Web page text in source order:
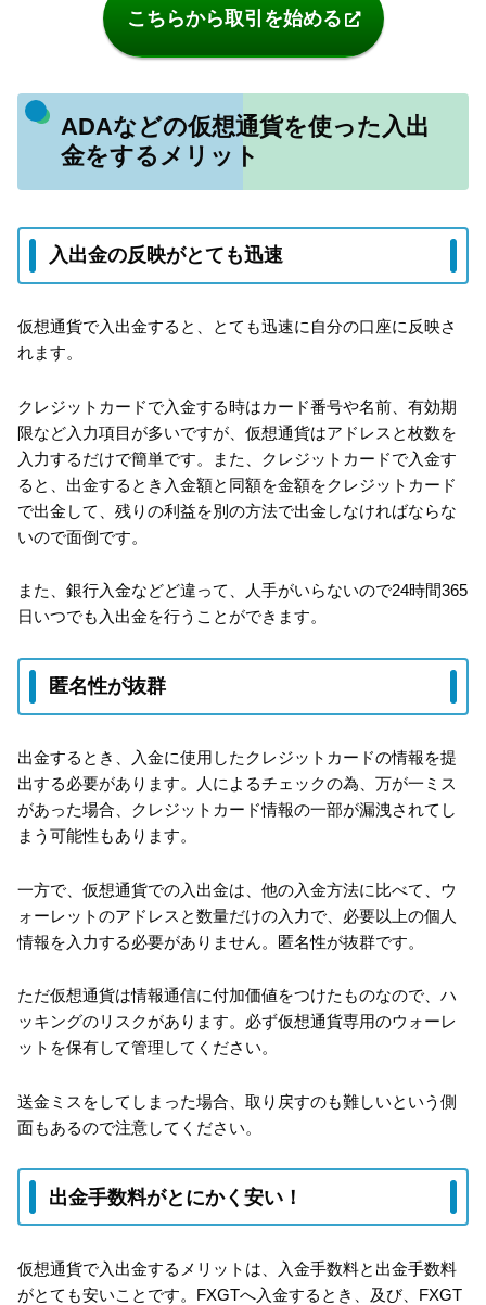
こちらから取引を始める
ADAなどの仮想通貨を使った入出
金をするメリット
入出金の反映がとても迅速
仮想通貨で入出金すると、とても迅速に自分の口座に反映さ
れます。
クレジットカードで入金する時はカード番号や名前、有効期
限など入力項目が多いですが、仮想通貨はアドレスと枚数を
入力するだけで簡単です。また、クレジットカードで入金す
ると、出金するとき入金額と同額を金額をクレジットカード
で出金して、残りの利益を別の方法で出金しなければならな
いので面倒です。
また、銀行入金などど違って、人手がいらないので24時間365
日いつでも入出金を行うことができます。
匿名性が抜群
出金するとき、入金に使用したクレジットカードの情報を提
出する必要があります。人によるチェックの為、万が一ミス
があった場合、クレジットカード情報の一部が漏洩されてし
まう可能性もあります。
一方で、仮想通貨での入出金は、他の入金方法に比べて、ウ
ォーレットのアドレスと数量だけの入力で、必要以上の個人
情報を入力する必要がありません。匿名性が抜群です。
ただ仮想通貨は情報通信に付加価値をつけたものなので、ハ
ッキングのリスクがあります。必ず仮想通貨専用のウォーレ
ットを保有して管理してください。
送金ミスをしてしまった場合、取り戻すのも難しいという側
面もあるので注意してください。
出金手数料がとにかく安い！
仮想通貨で入出金するメリットは、入金手数料と出金手数料
がとても安いことです。FXGTへ入金するとき、及び、FXGT